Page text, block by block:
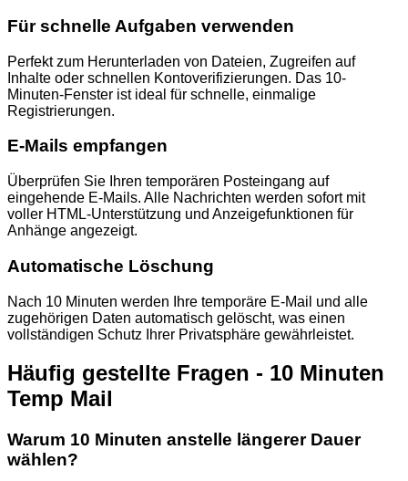
Für schnelle Aufgaben verwenden
Perfekt zum Herunterladen von Dateien, Zugreifen auf
Inhalte oder schnellen Kontoverifizierungen. Das 10-
Minuten-Fenster ist ideal für schnelle, einmalige
Registrierungen.
E-Mails empfangen
Überprüfen Sie Ihren temporären Posteingang auf
eingehende E-Mails. Alle Nachrichten werden sofort mit
voller HTML-Unterstützung und Anzeigefunktionen für
Anhänge angezeigt.
Automatische Löschung
Nach 10 Minuten werden Ihre temporäre E-Mail und alle
zugehörigen Daten automatisch gelöscht, was einen
vollständigen Schutz Ihrer Privatsphäre gewährleistet.
Häufig gestellte Fragen - 10 Minuten
Temp Mail
Warum 10 Minuten anstelle längerer Dauer
wählen?